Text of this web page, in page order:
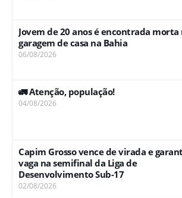
Jovem de 20 anos é encontrada morta
garagem de casa na Bahia
06/08/2026
🚛 Atenção, população!
04/08/2026
Capim Grosso vence de virada e
vaga na semifinal da Liga de
Desenvolvimento Sub-17
02/08/2026